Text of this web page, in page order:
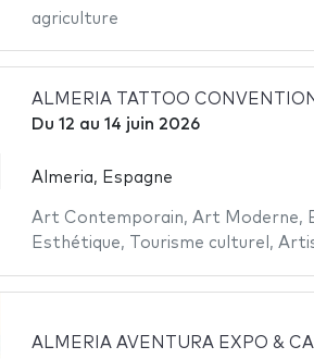
agriculture
ALMERIA TATTOO
Du 12 au 14 juin 2026
Almeria, Espagne
Art Contemporain, Art Moderne,
Esthétique, Tourisme culturel ,
ALMERIA AVENTURA EXPO &